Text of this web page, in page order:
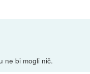
ne bi mogli nič.